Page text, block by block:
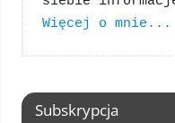
Więcej o mnie...
Subskrypcja